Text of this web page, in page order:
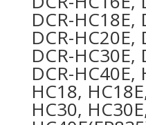
DCR-HC18E,
DCR-HC20E,
DCR-HC30E,
DCR-HC40E,
HC18,
HC30,